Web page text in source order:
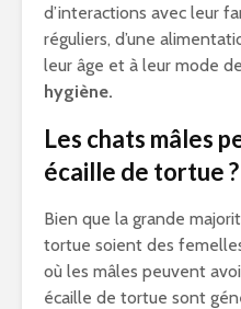
d’interactions avec leur
réguliers, d’une
leur âge et à leur mode
hygiène.
Les chats mâles
écaille de tortue ?
Bien que la grande
tortue soient des
où les mâles peuvent
écaille de tortue sont